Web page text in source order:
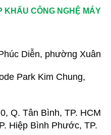
KHẨU CÔNG NGHỆ MÁY
Diễn, phường Xuân
Park Kim Chung,
Q. Tân Bình, TP. HCM
Hiệp Bình Phước, TP.